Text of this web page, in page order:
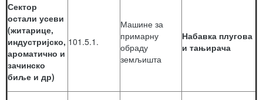
Сектор
остали усеви
(житарице,
индустријско,
ароматично и
зачинско
биље и др)
101.5.1.
Машине за
примарну
обраду
земљишта
Набавка плугова
и тањирача